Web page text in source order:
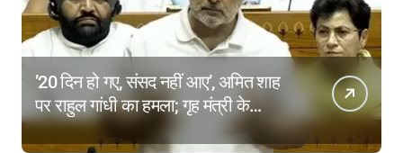
’20 दिन हो गए, संसद नहीं आए’, अमित शाह
पर राहुल गांधी का हमला; गृह मंत्री के
इस्तीफे की मांग क्यों?